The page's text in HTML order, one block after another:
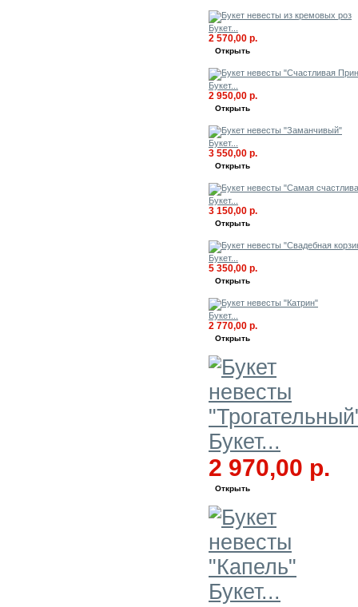
Букет...
2 570,00 р.
Открыть
Букет...
2 950,00 р.
Открыть
Букет...
3 550,00 р.
Открыть
Букет...
3 150,00 р.
Открыть
Букет...
5 350,00 р.
Открыть
Букет...
2 770,00 р.
Открыть
Букет...
2 970,00 р.
Открыть
Букет...